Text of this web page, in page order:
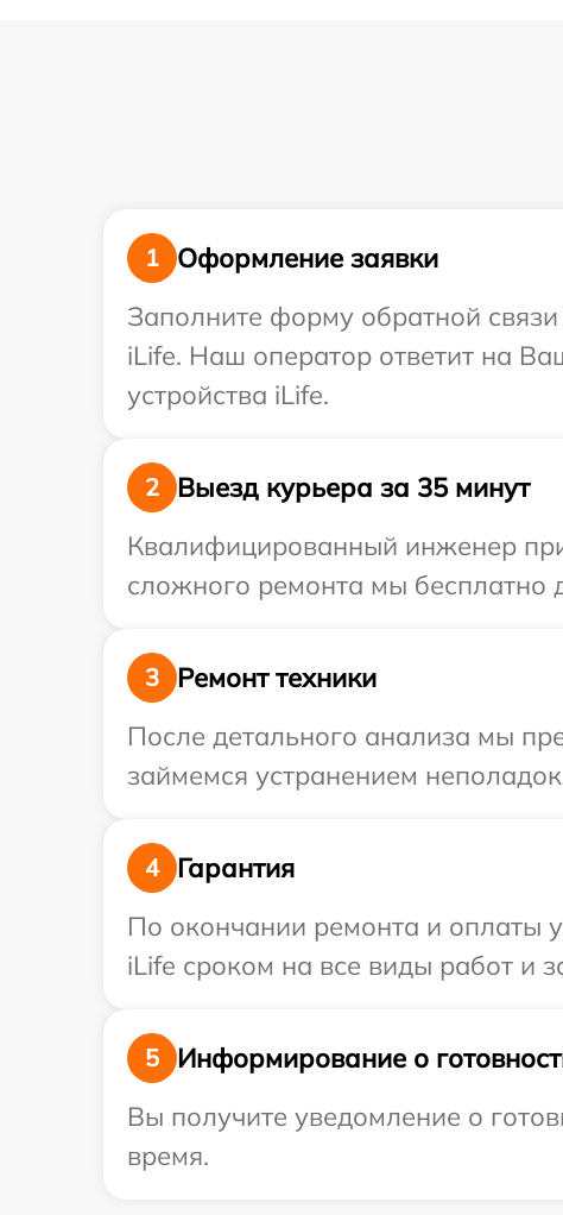
1
Оформление заявки
Заполните форму обратной
iLife. Наш оператор ответит на
устройства iLife.
2
Выезд курьера за 35 минут
Квалифицированный инженер
сложного ремонта мы бесплатно
3
Ремонт техники
После детального анализа мы
займемся устранением
4
Гарантия
По окончании ремонта и оплаты
iLife сроком на все виды работ и
5
Информирование о
Вы получите уведомление о
время.